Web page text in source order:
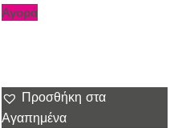
Αγορά
Προσθήκη στα
Αγαπημένα